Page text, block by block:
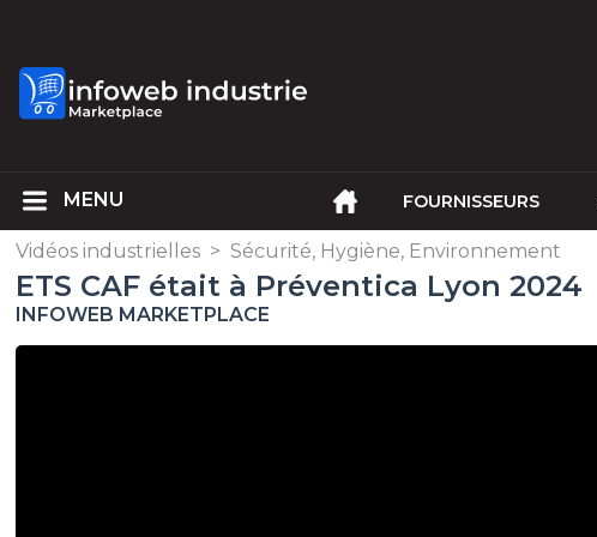
FOURNISSEURS
Vidéos industrielles > Sécurité, Hygiène, Environnement
ETS CAF était à Préventica Lyon 2024
INFOWEB MARKETPLACE